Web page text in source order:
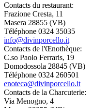
Contacts du restaurant:
Frazione Cresta, 11
Masera 28855 (VB)
Téléphone 0324 35035
info@divinporcello.it
Contacts de l'Œnothèque:
C.so Paolo Ferraris, 19
Domodossola 28845 (VB)
Téléphone 0324 260501
enoteca@divinporcello.it
Contacts de la Charcuterie:
Via Menogno, 4